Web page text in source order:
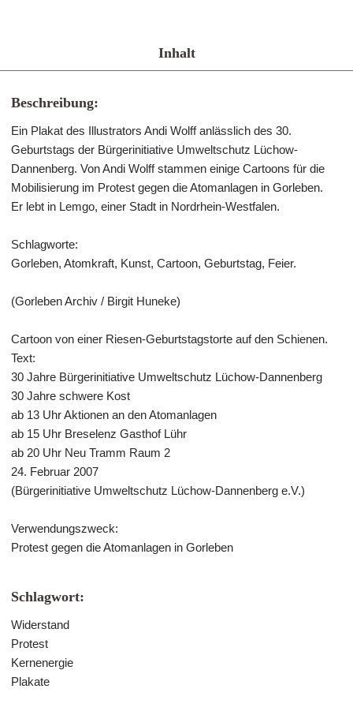
Inhalt
Beschreibung:
Ein Plakat des Illustrators Andi Wolff anlässlich des 30.
Geburtstags der Bürgerinitiative Umweltschutz Lüchow-
Dannenberg. Von Andi Wolff stammen einige Cartoons für die
Mobilisierung im Protest gegen die Atomanlagen in Gorleben.
Er lebt in Lemgo, einer Stadt in Nordrhein-Westfalen.
Schlagworte:
Gorleben, Atomkraft, Kunst, Cartoon, Geburtstag, Feier.
(Gorleben Archiv / Birgit Huneke)
Cartoon von einer Riesen-Geburtstagstorte auf den Schienen.
Text:
30 Jahre Bürgerinitiative Umweltschutz Lüchow-Dannenberg
30 Jahre schwere Kost
ab 13 Uhr Aktionen an den Atomanlagen
ab 15 Uhr Breselenz Gasthof Lühr
ab 20 Uhr Neu Tramm Raum 2
24. Februar 2007
(Bürgerinitiative Umweltschutz Lüchow-Dannenberg e.V.)
Verwendungszweck:
Protest gegen die Atomanlagen in Gorleben
Schlagwort:
Widerstand
Protest
Kernenergie
Plakate